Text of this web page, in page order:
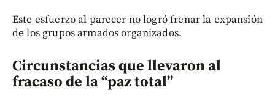
Este esfuerzo al parecer no logró frenar la expansión
de los grupos armados organizados.
Circunstancias que llevaron al
fracaso de la “paz total”